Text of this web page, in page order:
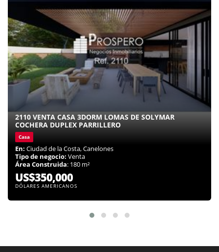
2110 VENTA CASA 3DORM LOMAS DE SOLYMAR
COCHERA DUPLEX PARRILLERO
Casa
En: Ciudad de la Costa, Canelones
Tipo de negocio: Venta
Área Construida: 180 m²
US$350,000
DÓLARES AMERICANOS